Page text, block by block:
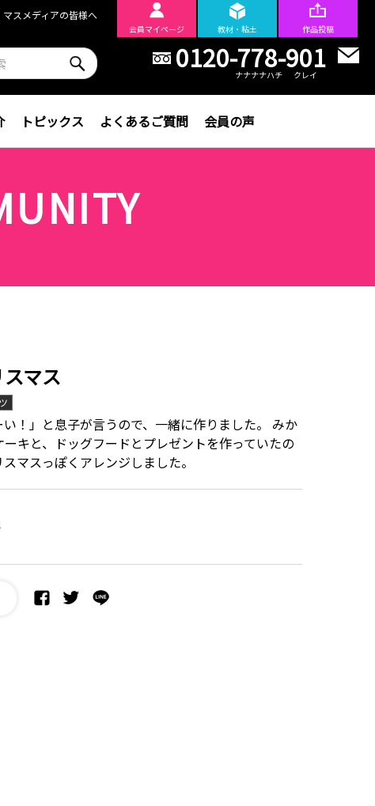
会員マイページ 教材・粘土 作品投稿
0120-778-901
ナナナナハチ クレイ
マスメディアの皆様へ
トピックス よくあるご質問 会員の声
マス
い！」と息子が言うので、一緒に作りました。 みか
キと、ドッグフードとプレゼントを作っていたの
マスっぽくアレンジしました。